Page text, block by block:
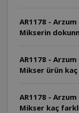
AR1178 - Arzum Crust Mix Pro Stand
Mikserin
AR1178 - Arzum Crust Mix Pro Stand
Mikser ürün
AR1178 - Arzum Crust Mix Pro Stand
Mikser kaç farklı